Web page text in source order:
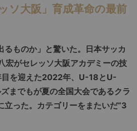
ソ大阪」育成革命の最前
るものか」と驚いた。日本サッカ
宏がセレッソ大阪アカデミーの技
目を迎えた2022年、U-18とU-
までもが夏の全国大会であるクラ
立った。カテゴリーをまたいだ“3